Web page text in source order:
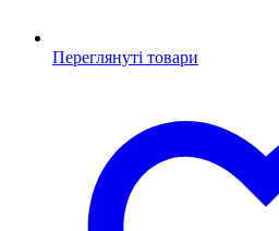
Переглянуті товари